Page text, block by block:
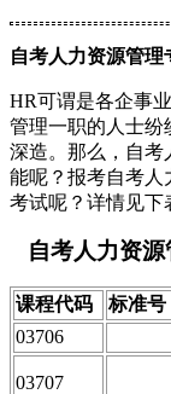
自考人力资源管理
HR可谓是各企事
管理一职的人士纷
深造。那么，自考
能呢？报考自考人
考试呢？详情见下
自考人力资源
课程代码 标准号
03706
03707